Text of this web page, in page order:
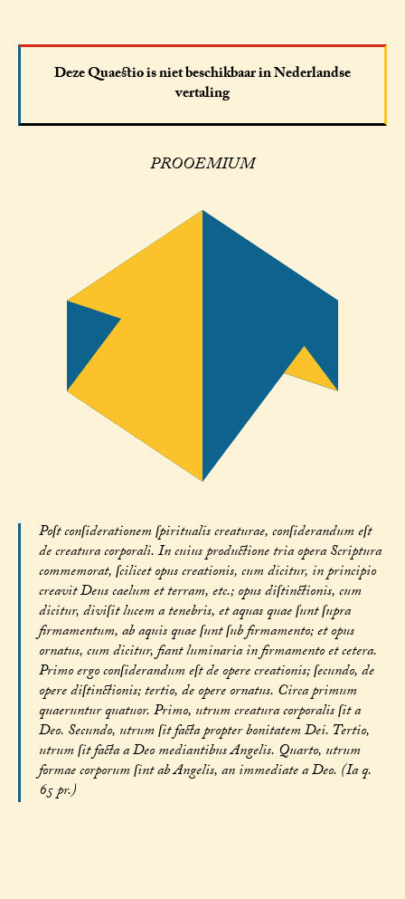
Deze Quaestio is niet beschikbaar in Nederlandse
vertaling
PROOEMIUM
Poſt conſiderationem ſpiritualis creaturae, conſiderandum eſt
de creatura corporali. In cuius productione tria opera Scriptura
commemorat, ſcilicet opus creationis, cum dicitur, in principio
creavit Deus caelum et terram, etc.; opus diſtinctionis, cum
dicitur, diviſit lucem a tenebris, et aquas quae ſunt ſupra
firmamentum, ab aquis quae ſunt ſub firmamento; et opus
ornatus, cum dicitur, fiant luminaria in firmamento et cetera.
Primo ergo conſiderandum eſt de opere creationis; ſecundo, de
opere diſtinctionis; tertio, de opere ornatus. Circa primum
quaeruntur quatuor. Primo, utrum creatura corporalis ſit a
Deo. Secundo, utrum ſit facta propter bonitatem Dei. Tertio,
utrum ſit facta a Deo mediantibus Angelis. Quarto, utrum
formae corporum ſint ab Angelis, an immediate a Deo. (Ia q.
65 pr.)